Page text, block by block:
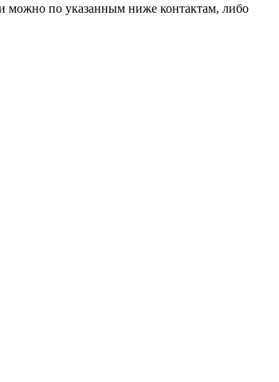
можно по указанным ниже контактам, либо